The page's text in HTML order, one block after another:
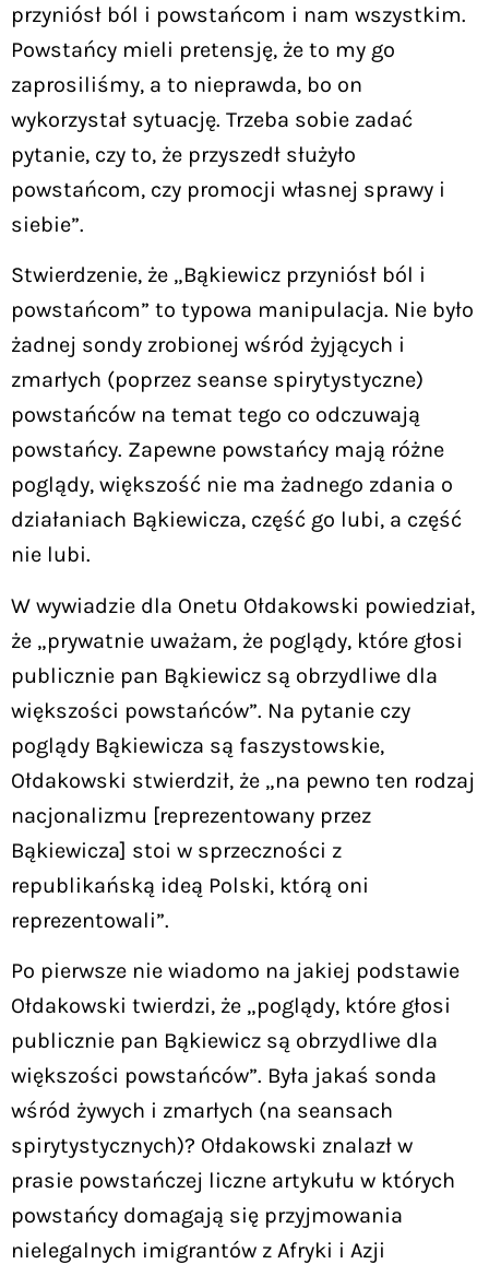
przyniósł ból i powstańcom i nam wszystkim.
Powstańcy mieli pretensję, że to my go
zaprosiliśmy, a to nieprawda, bo on
wykorzystał sytuację. Trzeba sobie zadać
pytanie, czy to, że przyszedł służyło
powstańcom, czy promocji własnej sprawy i
siebie”.
Stwierdzenie, że „Bąkiewicz przyniósł ból i
powstańcom” to typowa manipulacja. Nie było
żadnej sondy zrobionej wśród żyjących i
zmarłych (poprzez seanse spirytystyczne)
powstańców na temat tego co odczuwają
powstańcy. Zapewne powstańcy mają różne
poglądy, większość nie ma żadnego zdania o
działaniach Bąkiewicza, część go lubi, a część
nie lubi.
W wywiadzie dla Onetu Ołdakowski powiedział,
że „prywatnie uważam, że poglądy, które głosi
publicznie pan Bąkiewicz są obrzydliwe dla
większości powstańców”. Na pytanie czy
poglądy Bąkiewicza są faszystowskie,
Ołdakowski stwierdził, że „na pewno ten rodzaj
nacjonalizmu [reprezentowany przez
Bąkiewicza] stoi w sprzeczności z
republikańską ideą Polski, którą oni
reprezentowali”.
Po pierwsze nie wiadomo na jakiej podstawie
Ołdakowski twierdzi, że „poglądy, które głosi
publicznie pan Bąkiewicz są obrzydliwe dla
większości powstańców”. Była jakaś sonda
wśród żywych i zmarłych (na seansach
spirytystycznych)? Ołdakowski znalazł w
prasie powstańczej liczne artykułu w których
powstańcy domagają się przyjmowania
nielegalnych imigrantów z Afryki i Azji